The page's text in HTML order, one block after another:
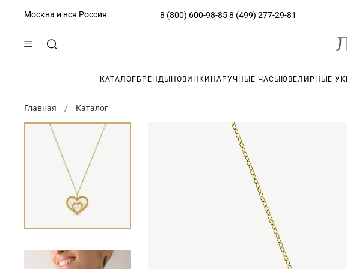
Москва и вся Россия 8 (800) 600-98-85 8 (499) 277-29-81
КАТАЛОГ БРЕНДЫ НОВИНКИ НАРУЧНЫЕ ЧАСЫ ЮВЕЛИРНЫЕ
Главная Каталог